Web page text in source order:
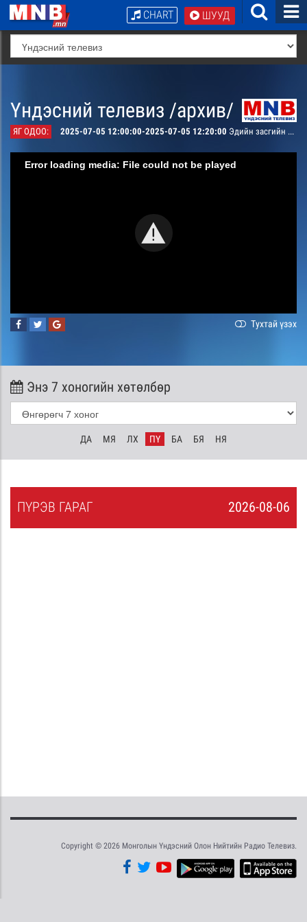
ШУУД
CHART
Үндэсний телевиз /архив/
ЯГ ОДОО: 2025-07-05 12:00:00-2025-07-05 12:20:00 Эдийн засгийн тойм
Error loading media: File could not be played
Тухтай үзэх
Энэ 7 хоногийн хөтөлбөр
ДА МЯ ЛХ ПҮ БА БЯ НЯ
2026-08-06
ПҮРЭВ ГАРАГ
Copyright © 2026 Монголын Үндэсний Олон Нийтийн Радио Телевиз.